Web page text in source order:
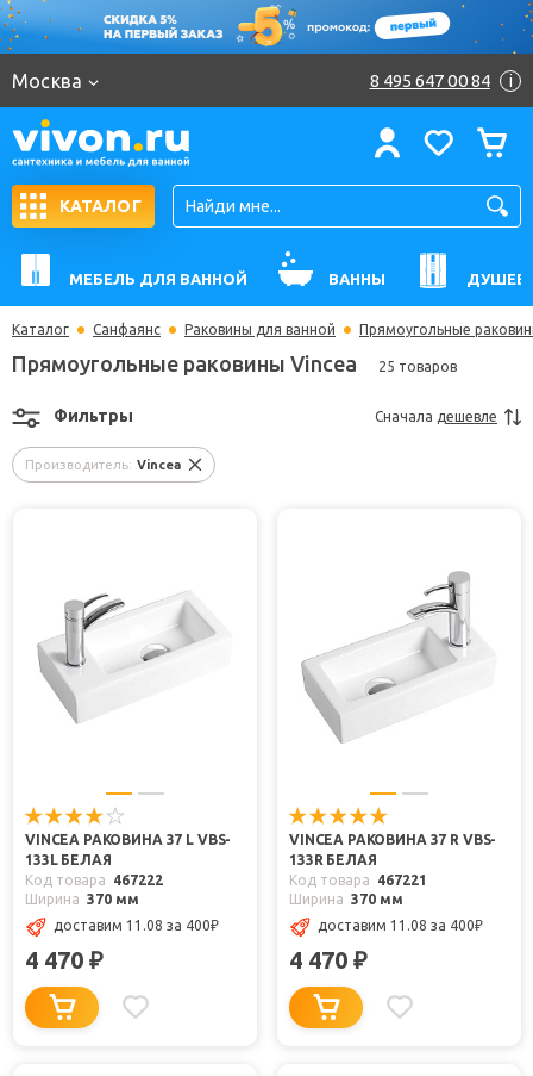
Москва 8 495 647 00 84 i
КАТАЛОГ
МЕБЕЛЬ ДЛЯ ВАННОЙ ВАННЫ
Каталог Санфаянс Раковины для ванной Прямоугольные
Прямоугольные раковины Vincea 25 товаров
Производитель: Vincea
Фильтры Сначала дешевле
VINCEA РАКОВИНА 37 L VBS-
133L БЕЛАЯ
Код товара
467222
Ширина 370 мм
доставим 11.08 за 400₽
4 470 ₽
VINCEA РАКОВИНА 37 R VBS-
133R БЕЛАЯ
Код товара
467221
Ширина 370 мм
доставим 11.08 за 400₽
4 470 ₽